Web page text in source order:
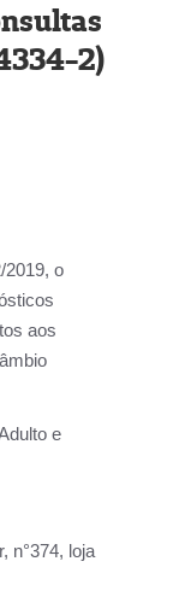
2)
2019, o
aos
e
n°374, loja